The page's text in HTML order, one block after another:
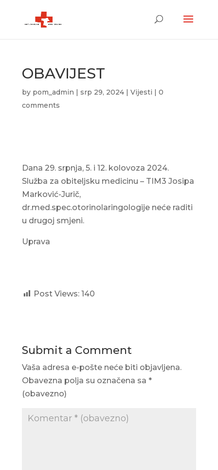
OBAVIJEST
by pom_admin | srp 29, 2024| Vijesti | 0
comments
Dana 29. srpnja, 5. i 12. kolovoza 2024.
Služba za obiteljsku medicinu – TIM3 Josipa
Marković-Jurič,
dr.med.spec.otorinolaringologije neće raditi
u drugoj smjeni.
Uprava
Post Views: 140
Submit a Comment
Vaša adresa e-pošte neće biti objavljena.
Obavezna polja su označena sa *
(obavezno)